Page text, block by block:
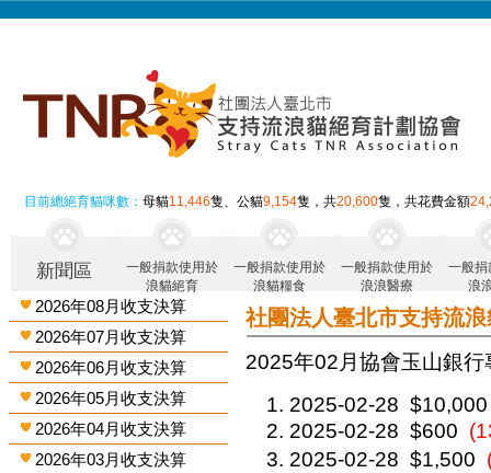
目前總絕育貓咪數：母貓11,446隻、公貓9,154隻，共20,600隻，共花費金額
新聞區
一般捐款使用於
浪貓絕育
一般捐款使用於
浪貓糧食
一般捐款使用於
浪浪醫療
一般捐
浪
2026年08月收支決算
2026年07月收支決算
2026年06月收支決算
2026年05月收支決算
2026年04月收支決算
2026年03月收支決算
社團法人臺北市支持流
2025年02月 協會玉山銀
2025-02-28 $10,000
2025-02-28 $600
2025-02-28 $1,500